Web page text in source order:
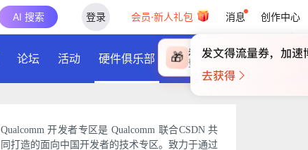
AI 搜索 登录 会员·新人礼包 消息 创作中心
×
🎁 未登录
登录领取最高
论坛 活动 硬件俱乐部 下载
Qualcomm 开发者专区是 Qualcomm 联合CSDN 共
同打造的面向中国开发者的技术专区。致力于通过